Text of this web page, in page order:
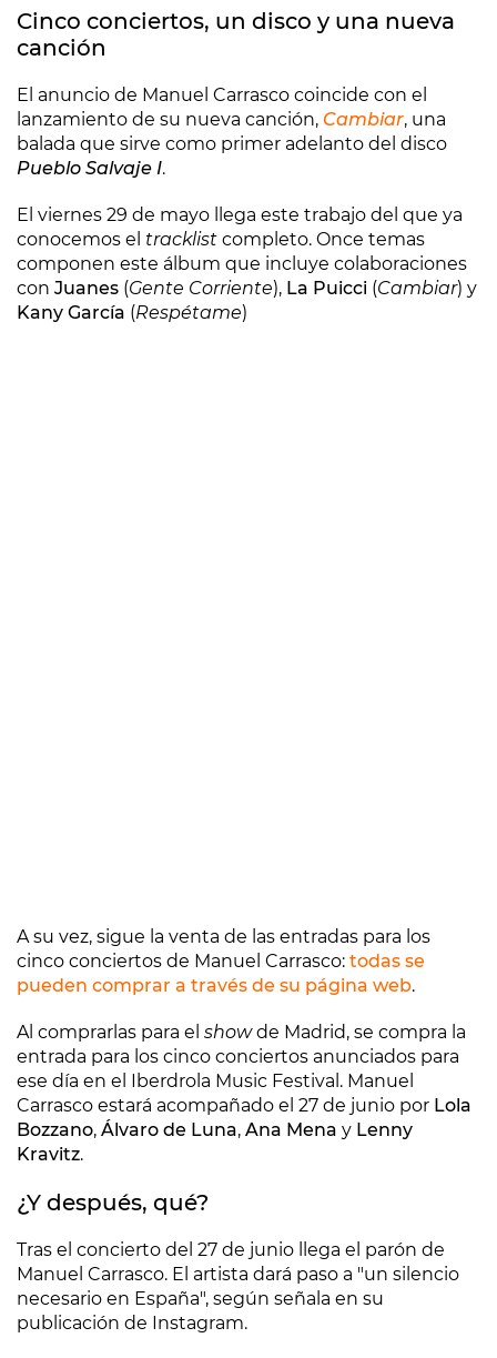
Cinco conciertos, un disco y una nueva
canción
El anuncio de Manuel Carrasco coincide con el
lanzamiento de su nueva canción, Cambiar, una
balada que sirve como primer adelanto del disco
Pueblo Salvaje I.
El viernes 29 de mayo llega este trabajo del que ya
conocemos el tracklist completo. Once temas
componen este álbum que incluye colaboraciones
con Juanes (Gente Corriente), La Puicci (Cambiar) y
Kany García (Respétame)
A su vez, sigue la venta de las entradas para los
cinco conciertos de Manuel Carrasco: todas se
pueden comprar a través de su página web.
Al comprarlas para el showde Madrid, se compra la
entrada para los cinco conciertos anunciados para
ese día en el Iberdrola Music Festival. Manuel
Carrasco estará acompañado el 27 de junio por Lola
Bozzano, Álvaro de Luna, Ana Mena y Lenny
Kravitz.
¿Y después, qué?
Tras el concierto del 27 de junio llega el parón de
Manuel Carrasco. El artista dará paso a "un silencio
necesario en España", según señala en su
publicación de Instagram.